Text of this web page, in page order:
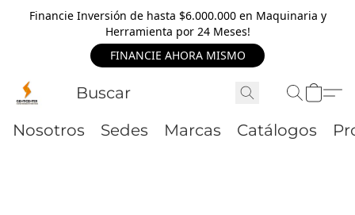
Financie Inversión de hasta $6.000.000 en Maquinaria y
Herramienta por 24 Meses!
FINANCIE AHORA MISMO
Nosotros Sedes Marcas Catálogos